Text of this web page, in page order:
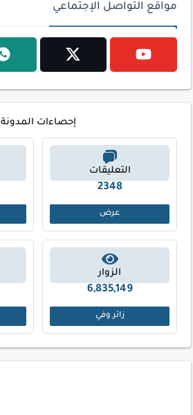
مواقع التواصل الإجتماعي
إحصاءات المدونة
التعليقات
2348
عرض
الزوار
6,835,149
زائر وفي